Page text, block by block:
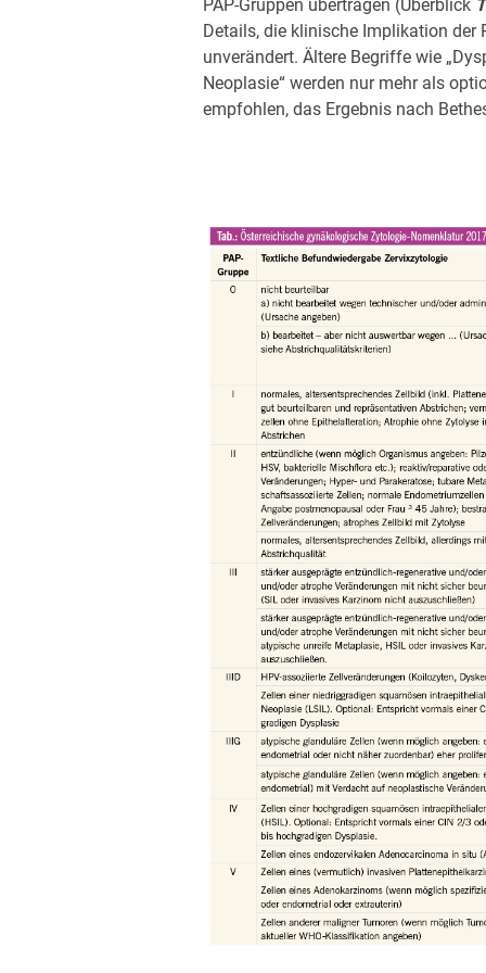
PAP-Gruppen übertragen (Überblick
Details, die klinische Implikation der
unverändert. Ältere Begriffe wie
Neoplasie“ werden nur mehr als
empfohlen, das Ergebnis nach